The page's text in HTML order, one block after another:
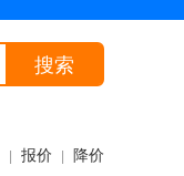
搜索
报价 降价